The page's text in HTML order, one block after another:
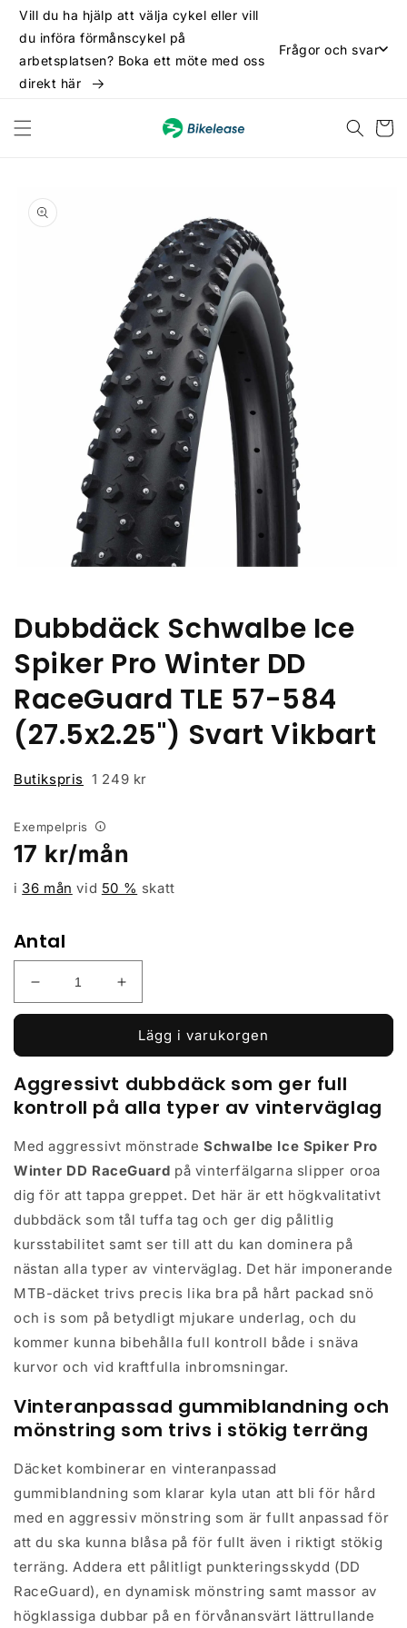
vidare
innehåll
Vill du ha hjälp att välja cykel eller vill
du införa förmånscykel på
arbetsplatsen? Boka ett möte med oss
direkt här
Frågor och svar
vidare till
modalfönster
Dubbdäck Schwalbe Ice
Spiker Pro Winter DD
RaceGuard TLE 57-584
(27.5x2.25") Svart Vikbart
Butikspris 1 249 kr
Exempelpris
Ordinarie
pris
17 kr/mån
i 36 mån vid 50 % skatt
Antal
Minska
kvantitet
Ice
Spiker
Winter
RaceGuard
TLE
57-
584
Svart
Vikbart
Öka
kvantitet
Dubbdäck
Ice
Spiker
Winter
DD
RaceGuard
TLE
57-
584
Svart
Vikbart
Lägg i varukorgen
Aggressivt dubbdäck som ger full
kontroll på alla typer av vinterväglag
Med aggressivt mönstrade Schwalbe Ice Spiker Pro
Winter DD RaceGuard på vinterfälgarna slipper oroa
dig för att tappa greppet. Det här är ett högkvalitativt
dubbdäck som tål tuffa tag och ger dig pålitlig
kursstabilitet samt ser till att du kan dominera på
nästan alla typer av vinterväglag. Det här imponerande
MTB-däcket trivs precis lika bra på hårt packad snö
och is som på betydligt mjukare underlag, och du
kommer kunna bibehålla full kontroll både i snäva
kurvor och vid kraftfulla inbromsningar.
Vinteranpassad gummiblandning och
mönstring som trivs i stökig terräng
Däcket kombinerar en vinteranpassad
gummiblandning som klarar kyla utan att bli för hård
med en aggressiv mönstring som är fullt anpassad för
att du ska kunna blåsa på för fullt även i riktigt stökig
terräng. Addera ett pålitligt punkteringsskydd (DD
RaceGuard), en dynamisk mönstring samt massor av
högklassiga dubbar på en förvånansvärt lättrullande